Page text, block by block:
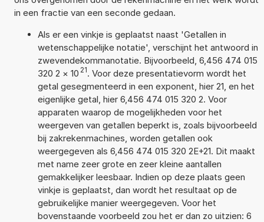
in een fractie van een seconde gedaan.
Als er een vinkje is geplaatst naast 'Getallen in
wetenschappelijke notatie', verschijnt het antwoord in
zwevendekommanotatie. Bijvoorbeeld, 6,456 474 015
320 2 × 10 21. Voor deze presentatievorm wordt het
getal gesegmenteerd in een exponent, hier 21, en het
eigenlijke getal, hier 6,456 474 015 320 2. Voor
apparaten waarop de mogelijkheden voor het
weergeven van getallen beperkt is, zoals bijvoorbeeld
bij zakrekenmachines, worden getallen ook
weergegeven als 6,456 474 015 320 2E+21. Dit maakt
met name zeer grote en zeer kleine aantallen
gemakkelijker leesbaar. Indien op deze plaats geen
vinkje is geplaatst, dan wordt het resultaat op de
gebruikelijke manier weergegeven. Voor het
bovenstaande voorbeeld zou het er dan zo uitzien: 6